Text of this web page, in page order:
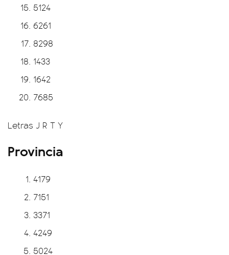
5124
6261
8298
1433
1642
7685
Letras J R T Y
Provincia
4179
7151
3371
4249
5024